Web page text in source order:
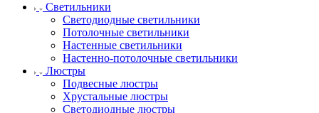
Светильники
Светодиодные светильники
Потолочные светильники
Настенные светильники
Настенно-потолочные светильники
Люстры
Подвесные люстры
Хрустальные люстры
Светодиодные люстры